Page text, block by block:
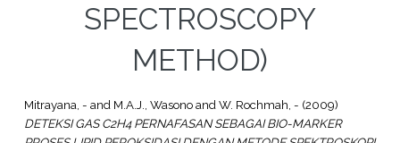
SPECTROSCOPY
METHOD)
Mitrayana, - and M.A.J., WasonoandW. Rochmah, - (2009)
DETEKSI GAS C2H4 PERNAFASAN SEBAGAI BIO-MARKER